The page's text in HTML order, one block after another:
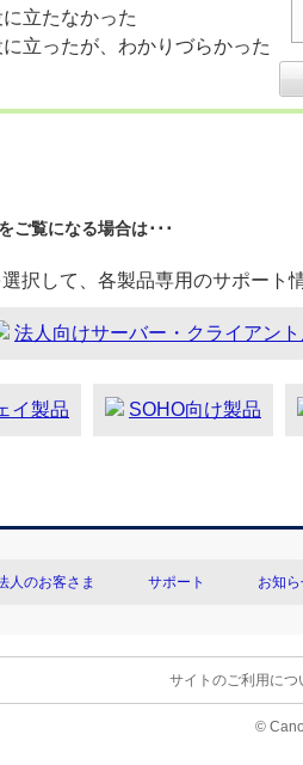
立たなかった
に立ったが、わかりづらかった
ご覧になる場合は･･･
択して、各製品専用のサポート
法人向けサーバー・クライアン
イ製品 SOHO向け製品
人のお客さま サポート お知
サイトのご利用につ
©